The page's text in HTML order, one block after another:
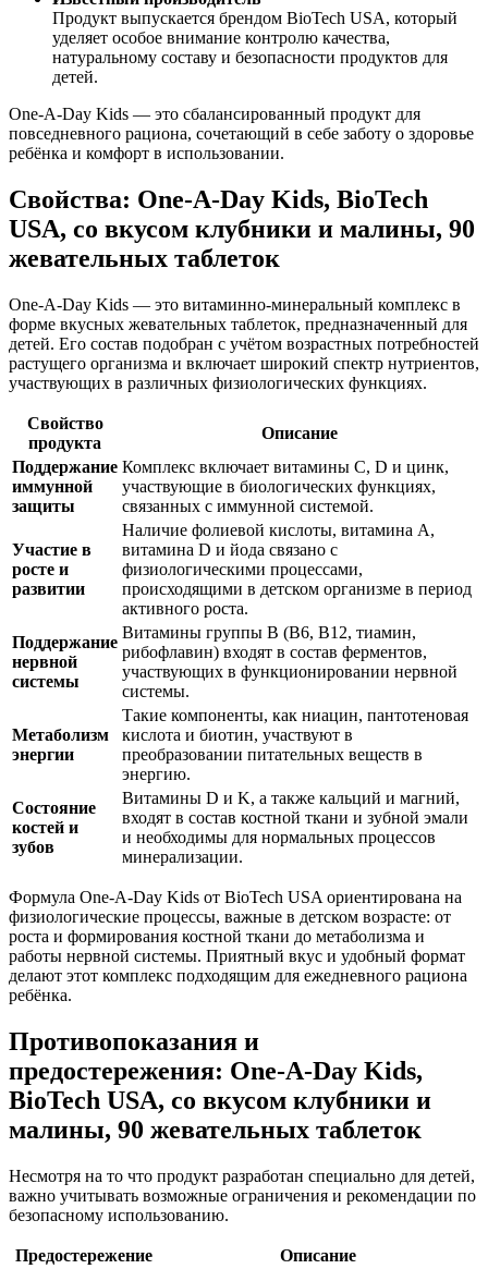
Продукт выпускается брендом BioTech USA, который
уделяет особое внимание контролю качества,
натуральному составу и безопасности продуктов для
детей.
One-A-Day Kids — это сбалансированный продукт для
повседневного рациона, сочетающий в себе заботу о здоровье
ребёнка и комфорт в использовании.
Свойства: One-A-Day Kids, BioTech
USA, со вкусом клубники и малины, 90
жевательных таблеток
One-A-Day Kids — это витаминно-минеральный комплекс в
форме вкусных жевательных таблеток, предназначенный для
детей. Его состав подобран с учётом возрастных потребностей
растущего организма и включает широкий спектр нутриентов,
участвующих в различных физиологических функциях.
Свойство
продукта
Описание
Поддержание
иммунной
защиты
Комплекс включает витамины C, D и цинк,
участвующие в биологических функциях,
связанных с иммунной системой.
Участие в
росте и
развитии
Наличие фолиевой кислоты, витамина A,
витамина D и йода связано с
физиологическими процессами,
происходящими в детском организме в период
активного роста.
Поддержание
нервной
системы
Витамины группы B (B6, B12, тиамин,
рибофлавин) входят в состав ферментов,
участвующих в функционировании нервной
системы.
Метаболизм
энергии
Такие компоненты, как ниацин, пантотеновая
кислота и биотин, участвуют в
преобразовании питательных веществ в
энергию.
Состояние
костей и
зубов
Витамины D и K, а также кальций и магний,
входят в состав костной ткани и зубной эмали
и необходимы для нормальных процессов
минерализации.
Формула One-A-Day Kids от BioTech USA ориентирована на
физиологические процессы, важные в детском возрасте: от
роста и формирования костной ткани до метаболизма и
работы нервной системы. Приятный вкус и удобный формат
делают этот комплекс подходящим для ежедневного рациона
ребёнка.
Противопоказания и
предостережения: One-A-Day Kids,
BioTech USA, со вкусом клубники и
малины, 90 жевательных таблеток
Несмотря на то что продукт разработан специально для детей,
важно учитывать возможные ограничения и рекомендации по
безопасному использованию.
Предостережение Описание